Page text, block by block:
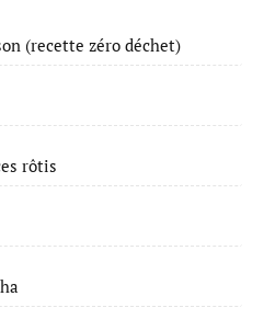
(recette zéro déchet)
rôtis